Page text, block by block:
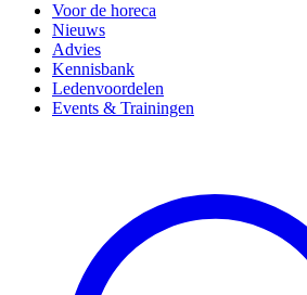
Voor de horeca
Nieuws
Advies
Kennisbank
Ledenvoordelen
Events & Trainingen